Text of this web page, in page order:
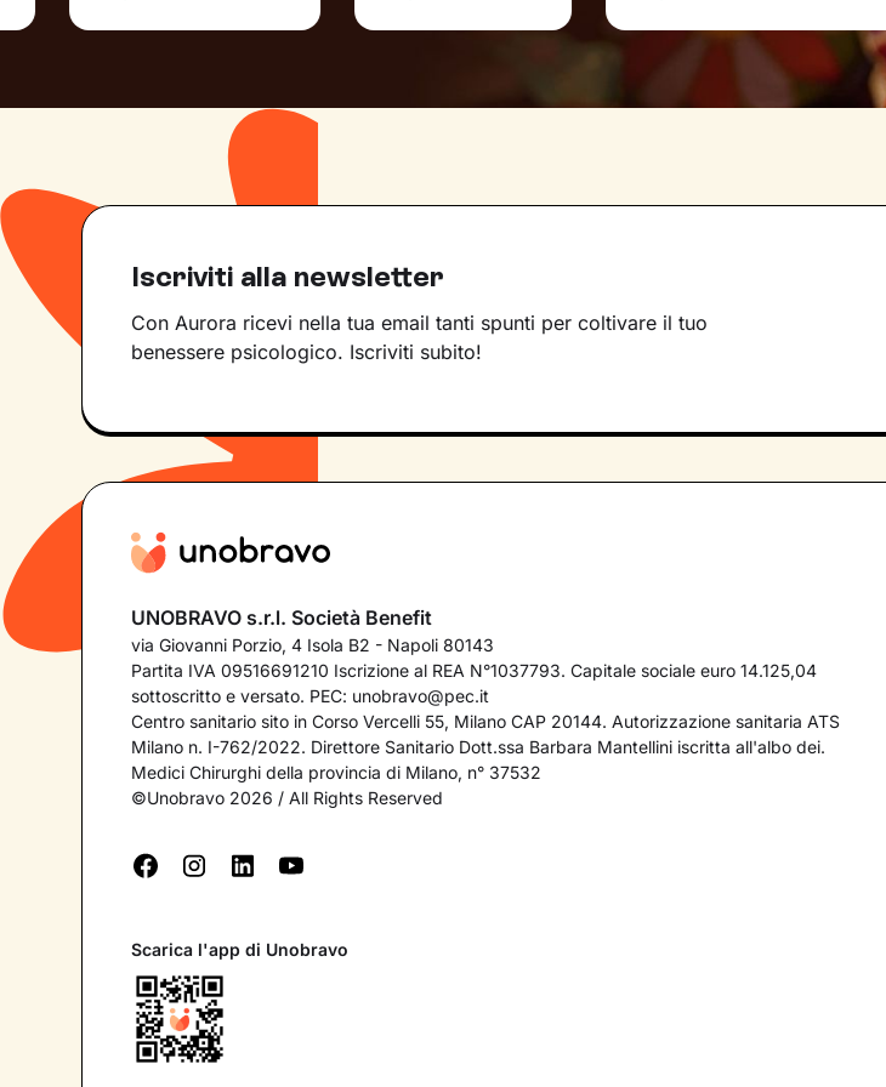
Iscriviti alla newsletter
Con Aurora ricevi nella tua email tanti spunti per coltivare il tuo
benessere psicologico. Iscriviti subito!
UNOBRAVO s.r.l. Società Benefit
via Giovanni Porzio, 4 Isola B2 - Napoli 80143
Partita IVA 09516691210 Iscrizione al REA N°1037793. Capitale sociale euro 14.125,04
sottoscritto e versato. PEC: unobravo@pec.it
Centro sanitario sito in Corso Vercelli 55, Milano CAP 20144. Autorizzazione sanitaria ATS
Milano n. I-762/2022. Direttore Sanitario Dott.ssa Barbara Mantellini iscritta all'albo dei.
Medici Chirurghi della provincia di Milano, n° 37532
©Unobravo 2026 / All Rights Reserved
Scarica l'app di Unobravo